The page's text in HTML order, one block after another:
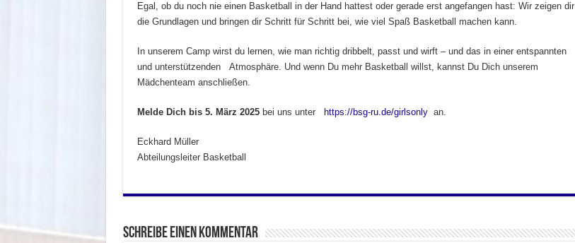
Egal, ob du noch nie einen Basketball in der Hand hattest oder gerade erst angefangen hast: Wir zeigen dir
die Grundlagen und bringen dir Schritt für Schritt bei, wie viel Spaß Basketball machen kann.
In unserem Camp wirst du lernen, wie man richtig dribbelt, passt und wirft – und das in einer entspannten
und unterstützenden Atmosphäre. Und wenn Du mehr Basketball willst, kannst Du Dich unserem
Mädchenteam anschließen.
Melde Dich bis 5. März 2025bei uns unter https://bsg-ru.de/girlsonlyan.
Eckhard Müller
Abteilungsleiter Basketball
Schreibe einen Kommentar